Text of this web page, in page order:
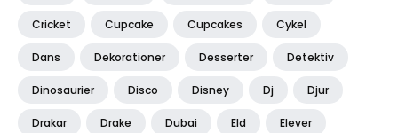
Cricket Cupcake Cupcakes Cykel
Dans Dekorationer Desserter Detektiv
Dinosaurier Disco Disney Dj Djur
Drakar Drake Dubai Eld Elever